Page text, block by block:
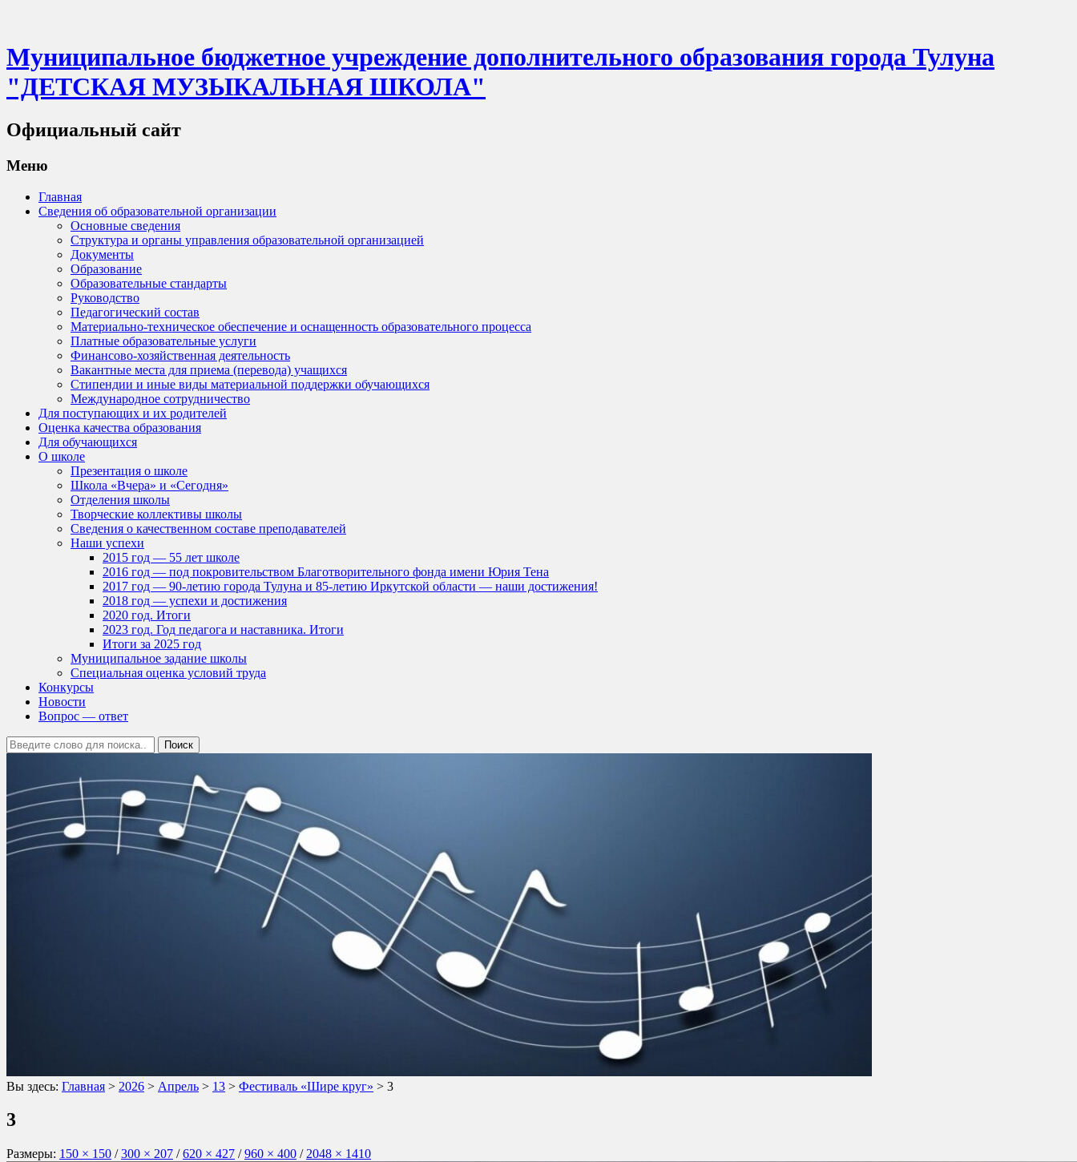
Муниципальное бюджетное учреждение дополнительного образования города Тулуна
"ДЕТСКАЯ МУЗЫКАЛЬНАЯ ШКОЛА"
Официальный сайт
Меню
Главная
Сведения об образовательной организации
Основные сведения
Структура и органы управления образовательной организацией
Документы
Образование
Образовательные стандарты
Руководство
Педагогический состав
Материально-техническое обеспечение и оснащенность образовательного процесса
Платные образовательные услуги
Финансово-хозяйственная деятельность
Вакантные места для приема (перевода) учащихся
Стипендии и иные виды материальной поддержки обучающихся
Международное сотрудничество
Для поступающих и их родителей
Оценка качества образования
Для обучающихся
О школе
Презентация о школе
Школа «Вчера» и «Сегодня»
Отделения школы
Творческие коллективы школы
Сведения о качественном составе преподавателей
Наши успехи
2015 год — 55 лет школе
2016 год — под покровительством Благотворительного фонда имени Юрия Тена
2017 год — 90-летию города Тулуна и 85-летию Иркутской области — наши достижения!
2018 год — успехи и достижения
2020 год. Итоги
2023 год. Год педагога и наставника. Итоги
Итоги за 2025 год
Муниципальное задание школы
Специальная оценка условий труда
Конкурсы
Новости
Вопрос — ответ
Вы здесь: Главная > 2026 > Апрель > 13 > Фестиваль «Шире круг» > 3
3
Размеры: 150 × 150 / 300 × 207 / 620 × 427 / 960 × 400 / 2048 × 1410